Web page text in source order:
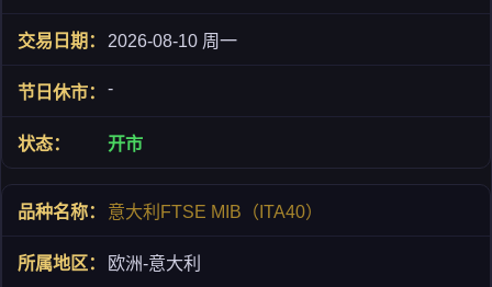
2026-08-10 周一
-
开市
意大利FTSE MIB（ITA40）
欧洲-意大利